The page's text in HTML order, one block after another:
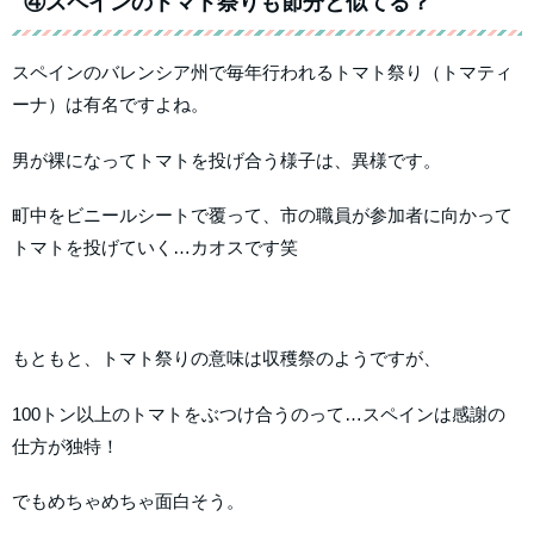
スペインのバレンシア州で毎年行われるトマト祭り（トマティ
ーナ）は有名ですよね。
男が裸になってトマトを投げ合う様子は、異様です。
町中をビニールシートで覆って、市の職員が参加者に向かって
トマトを投げていく…カオスです笑
もともと、トマト祭りの意味は収穫祭のようですが、
100トン以上のトマトをぶつけ合うのって…スペインは感謝の
仕方が独特！
でもめちゃめちゃ面白そう。